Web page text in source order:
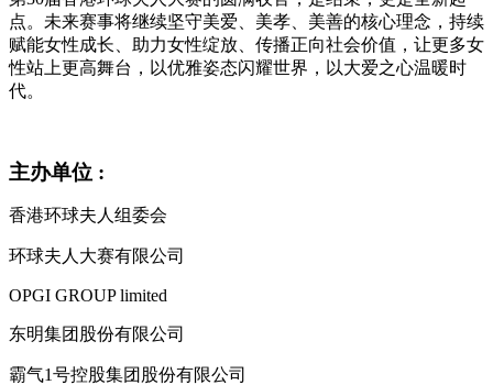
点。未来赛事将继续坚守美爱、美孝、美善的核心理念，持续
赋能女性成长、助力女性绽放、传播正向社会价值，让更多女
性站上更高舞台，以优雅姿态闪耀世界，以大爱之心温暖时
代。
主办单位 :
香港环球夫人组委会
环球夫人大赛有限公司
OPGI GROUP limited
东明集团股份有限公司
霸气1号控股集团股份有限公司